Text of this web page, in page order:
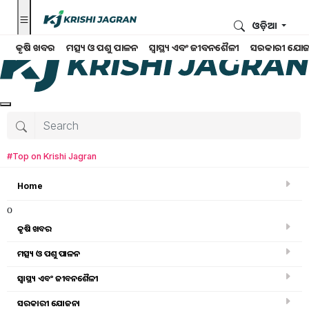
କୃଷି ଖବର ମତ୍ସ୍ୟ ଓ ପଶୁ ପାଳନ ସ୍ୱାସ୍ଥ୍ୟ ଏବଂ ଜୀବନଶୈଳୀ ସରକାରୀ
ଓଡ଼ିଆ
#Top on Krishi Jagran
Home
o
କୃଷି ଖବର
ମତ୍ସ୍ୟ ଓ ପଶୁ ପାଳନ
ସ୍ୱାସ୍ଥ୍ୟ ଏବଂ ଜୀବନଶୈଳୀ
ସରକାରୀ ଯୋଜନା
Search for:
mushroom